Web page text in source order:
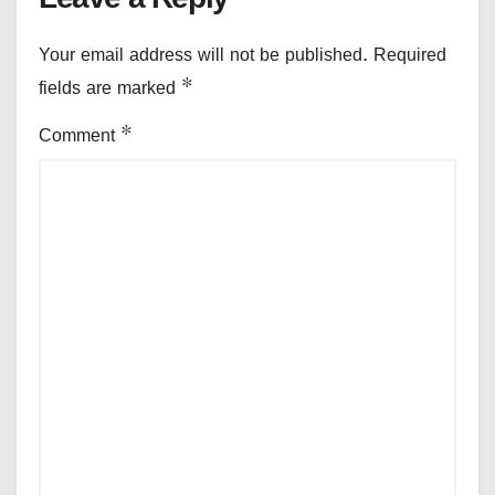
Your email address will not be published. Required
fields are marked *
Comment *